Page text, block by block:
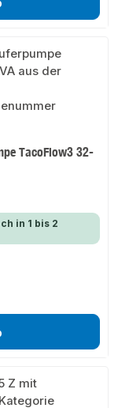
TacoFlow3 32-
in 1 bis 2